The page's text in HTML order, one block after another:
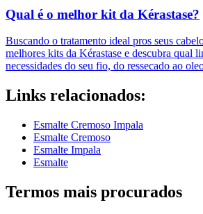
Qual é o melhor kit da Kérastase?
Buscando o tratamento ideal pros seus
melhores kits da Kérastase e descubra qual
necessidades do seu fio, do ressecado ao
Links relacionados:
Esmalte Cremoso Impala
Esmalte Cremoso
Esmalte Impala
Esmalte
Termos mais procurados